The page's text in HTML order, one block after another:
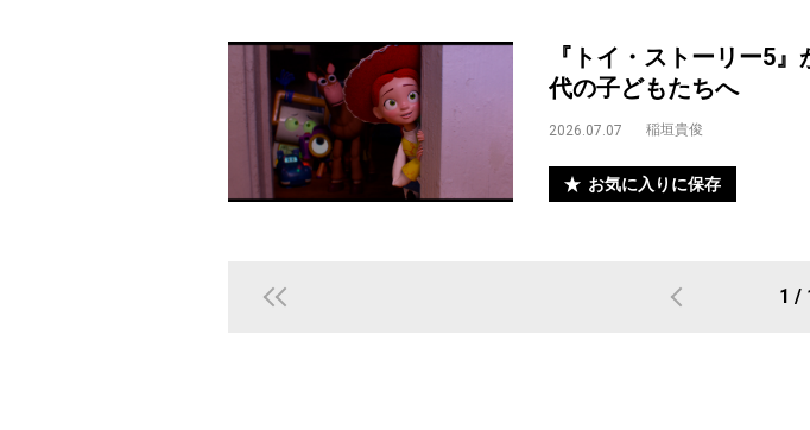
『トイ・ストーリー5
代の子どもたちへ
2026.07.07 稲垣貴俊
お気に入りに保存
1 /